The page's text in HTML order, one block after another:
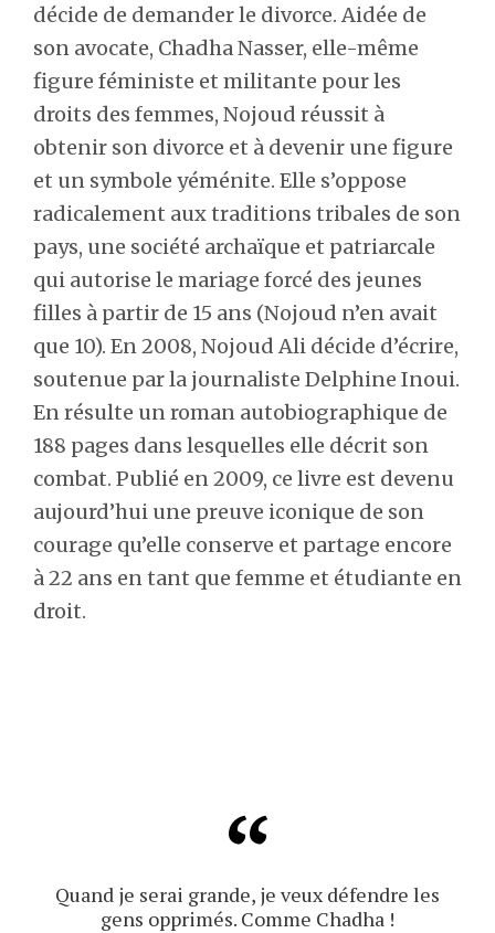
décide de demander le divorce. Aidée de
son avocate, Chadha Nasser, elle-même
figure féministe et militante pour les
droits des femmes, Nojoud réussit à
obtenir son divorce et à devenir une figure
et un symbole yéménite. Elle s’oppose
radicalement aux traditions tribales de son
pays, une société archaïque et patriarcale
qui autorise le mariage forcé des jeunes
filles à partir de 15 ans (Nojoud n’en avait
que 10). En 2008, Nojoud Ali décide d’écrire,
soutenue par la journaliste Delphine Inoui.
En résulte un roman autobiographique de
188 pages dans lesquelles elle décrit son
combat. Publié en 2009, ce livre est devenu
aujourd’hui une preuve iconique de son
courage qu’elle conserve et partage encore
à 22 ans en tant que femme et étudiante en
droit.
Quand je serai grande, je veux défendre les
gens opprimés. Comme Chadha !